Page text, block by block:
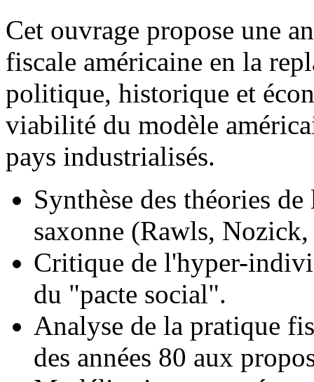
Cet ouvrage propose une
fiscale américaine en la
politique, historique et
viabilité du modèle
pays industrialisés.
Synthèse des théories
saxonne (Rawls,
Critique de l'hyper-
du "pacte social".
Analyse de la pratique
des années 80 aux